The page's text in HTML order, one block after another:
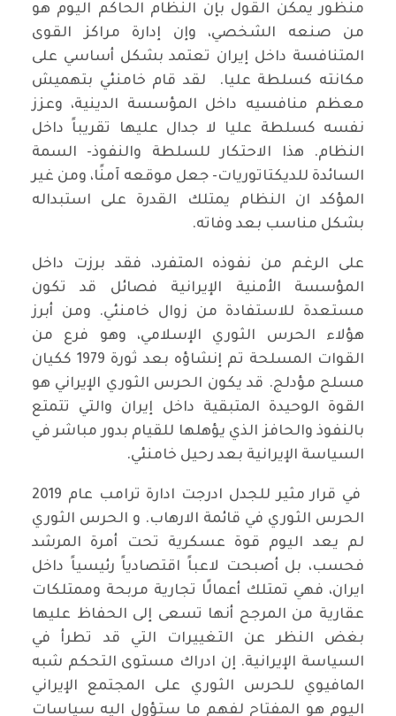
منظور يمكن القول بإن النظام الحاكم اليوم هو
من صنعه الشخصي، وإن إدارة مراكز القوى
المتنافسة داخل إيران تعتمد بشكل أساسي على
مكانته كسلطة عليا. لقد قام خامنئي بتهميش
معظم منافسيه داخل المؤسسة الدينية، وعزز
نفسه كسلطة عليا لا جدال عليها تقريباً داخل
النظام. هذا الاحتكار للسلطة والنفوذ- السمة
السائدة للديكتاتوريات- جعل موقعه آمنًا، ومن غير
المؤكد ان النظام يمتلك القدرة على استبداله
بشكل مناسب بعد وفاته.
على الرغم من نفوذه المتفرد، فقد برزت داخل
المؤسسة الأمنية الإيرانية فصائل قد تكون
مستعدة للاستفادة من زوال خامنئي. ومن أبرز
هؤلاء الحرس الثوري الإسلامي، وهو فرع من
القوات المسلحة تم إنشاؤه بعد ثورة 1979 ككيان
مسلح مؤدلج. قد يكون الحرس الثوري الإيراني هو
القوة الوحيدة المتبقية داخل إيران والتي تتمتع
بالنفوذ والحافز الذي يؤهلها للقيام بدور مباشر في
السياسة الإيرانية بعد رحيل خامنئي.
في قرار مثير للجدل ادرجت ادارة ترامب عام 2019
الحرس الثوري في قائمة الارهاب. و الحرس الثوري
لم يعد اليوم قوة عسكرية تحت أمرة المرشد
فحسب، بل أصبحت لاعباً اقتصادياً رئيسياً داخل
ايران، فهي تمتلك أعمالًا تجارية مربحة وممتلكات
عقارية من المرجح أنها تسعى إلى الحفاظ عليها
بغض النظر عن التغييرات التي قد تطرأ في
السياسة الإيرانية. إن ادراك مستوى التحكم شبه
المافيوي للحرس الثوري على المجتمع الإيراني
اليوم هو المفتاح لفهم ما ستؤول اليه سياسات